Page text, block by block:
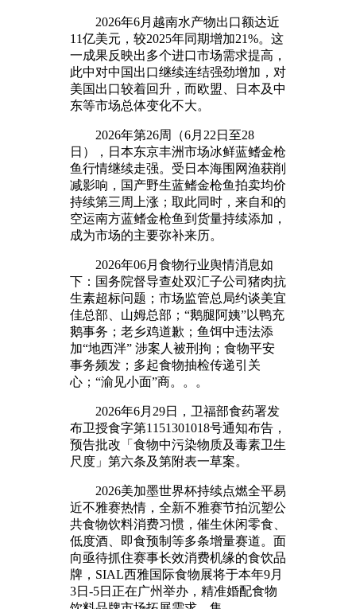
2026年6月越南水产物出口额达近
11亿美元，较2025年同期增加21%。这
一成果反映出多个进口市场需求提高，
此中对中国出口继续连结强劲增加，对
美国出口较着回升，而欧盟、日本及中
东等市场总体变化不大。
2026年第26周（6月22日至28
日），日本东京丰洲市场冰鲜蓝鳍金枪
鱼行情继续走强。受日本海围网渔获削
减影响，国产野生蓝鳍金枪鱼拍卖均价
持续第三周上涨；取此同时，来自和的
空运南方蓝鳍金枪鱼到货量持续添加，
成为市场的主要弥补来历。
2026年06月食物行业舆情消息如
下：国务院督导查处双汇子公司猪肉抗
生素超标问题；市场监管总局约谈美宜
佳总部、山姆总部；“鹅腿阿姨”以鸭充
鹅事务；老乡鸡道歉；鱼饵中违法添
加“地西泮” 涉案人被刑拘；食物平安
事务频发；多起食物抽检传递引关
心；“渝见小面”商。。。
2026年6月29日，卫福部食药署发
布卫授食字第1151301018号通知布告，
预告批改「食物中污染物质及毒素卫生
尺度」第六条及第附表一草案。
2026美加墨世界杯持续点燃全平易
近不雅赛热情，全新不雅赛节拍沉塑公
共食物饮料消费习惯，催生休闲零食、
低度酒、即食预制等多条增量赛道。面
向亟待抓住赛事长效消费机缘的食饮品
牌，SIAL西雅国际食物展将于本年9月
3日-5日正在广州举办，精准婚配食物